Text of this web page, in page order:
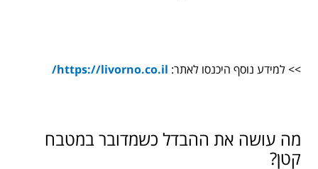
>> למידע נוסף היכנסו לאתר: https://livorno.co.il/
מה עושה את ההבדל כשמדובר במטבח
קטן?